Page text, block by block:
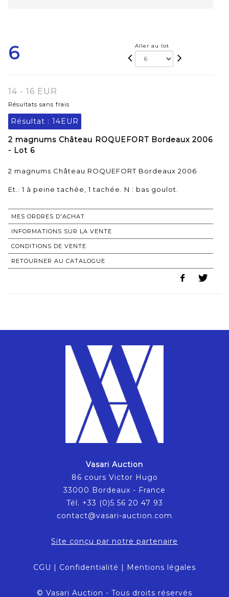
6 Aller au lot
14 - 16 EUR
Résultats sans frais
Résultat : 14EUR
2 magnums Château ROQUEFORT Bordeaux 2006
- Lot 6
2 magnums Château ROQUEFORT Bordeaux 2006
Et.: 1 à peine tachée, 1 tachée. N : bas goulot.
MES ORDRES D'ACHAT
INFORMATIONS SUR LA VENTE
CONDITIONS DE VENTE
RETOURNER AU CATALOGUE
Vasari Auction
86 cours Victor Hugo
33000 Bordeaux - France
Tél. +33 (0)5 56 20 47 93
contact@vasari-auction.com
Site conçu par notre partenaire
CGU | Confidentialité | Mentions légales
© Vasari Auction - Tous droits réservés